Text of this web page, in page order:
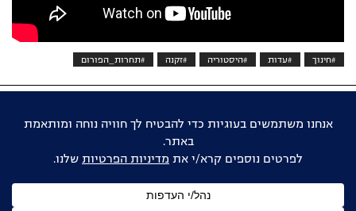
#חינוך #עדות #היסטוריה #זקנה #תחרות_הפורום
אוהבים דוקו ישראלי?
הישארו מעודכנים
שם
מלא